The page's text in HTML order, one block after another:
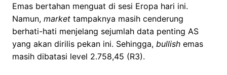
Emas bertahan menguat di sesi Eropa hari ini.
Namun, market tampaknya masih cenderung
berhati-hati menjelang sejumlah data penting AS
yang akan dirilis pekan ini. Sehingga, bullish emas
masih dibatasi level 2.758,45 (R3).